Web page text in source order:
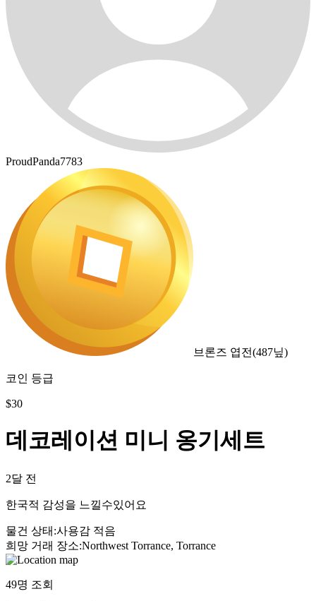
ProudPanda7783
브론즈 엽전(487닢)
코인 등급
$30
데코레이션 미니 옹기세트
2달 전
한국적 감성을 느낄수있어요
물건 상태 :사용감 적음
희망 거래 장소:Northwest Torrance, Torrance
49명 조회